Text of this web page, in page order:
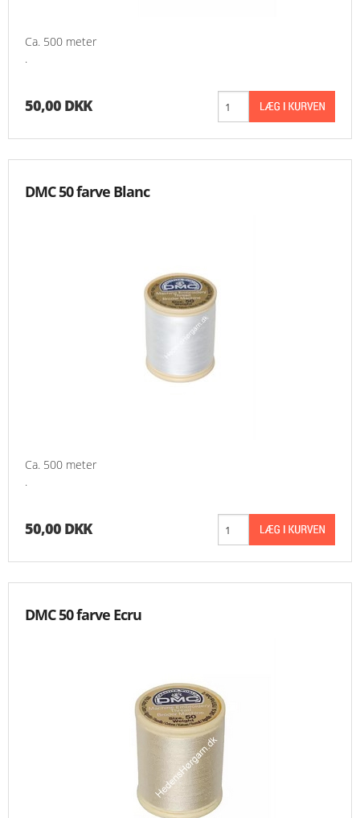
Ca. 500 meter
.
50,00 DKK
DMC 50 farve Blanc
Ca. 500 meter
.
50,00 DKK
DMC 50 farve Ecru